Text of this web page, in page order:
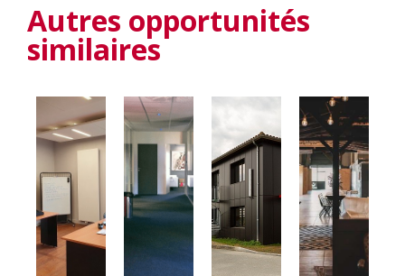
Autres opportunités
similaires